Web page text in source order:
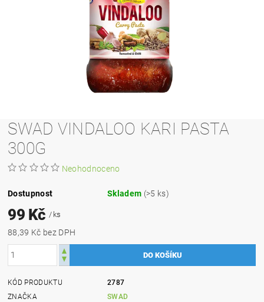
SWAD VINDALOO KARI PASTA
300G
Neohodnoceno
Dostupnost Skladem (>5 ks)
99 Kč/ ks
88,39 Kč bez DPH
KÓD PRODUKTU
2787
ZNAČKA
SWAD